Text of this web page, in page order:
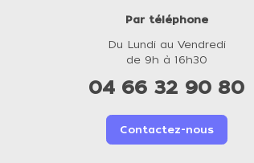
Par téléphone
Du Lundi au Vendredi
de 9h à 16h30
04 66 32 90 80
Contactez-nous